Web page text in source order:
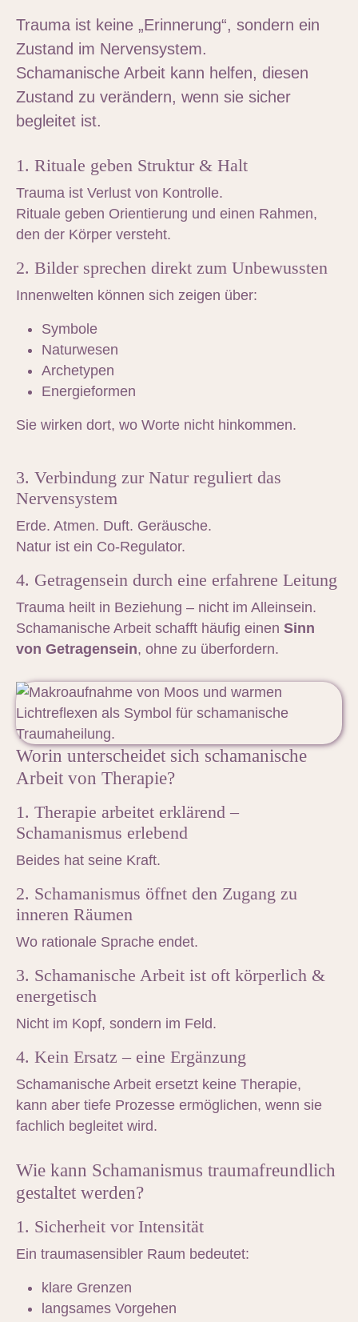
Trauma ist keine „Erinnerung“, sondern ein
Zustand im Nervensystem.
Schamanische Arbeit kann helfen, diesen
Zustand zu verändern, wenn sie sicher
begleitet ist.
1. Rituale geben Struktur & Halt
Trauma ist Verlust von Kontrolle.
Rituale geben Orientierung und einen Rahmen,
den der Körper versteht.
2. Bilder sprechen direkt zum Unbewussten
Innenwelten können sich zeigen über:
Symbole
Naturwesen
Archetypen
Energieformen
Sie wirken dort, wo Worte nicht hinkommen.
3. Verbindung zur Natur reguliert das
Nervensystem
Erde. Atmen. Duft. Geräusche.
Natur ist ein Co-Regulator.
4. Getragensein durch eine erfahrene Leitung
Trauma heilt in Beziehung – nicht im Alleinsein.
Schamanische Arbeit schafft häufig einen Sinn
von Getragensein, ohne zu überfordern.
Worin unterscheidet sich schamanische
Arbeit von Therapie?
1. Therapie arbeitet erklärend –
Schamanismus erlebend
Beides hat seine Kraft.
2. Schamanismus öffnet den Zugang zu
inneren Räumen
Wo rationale Sprache endet.
3. Schamanische Arbeit ist oft körperlich &
energetisch
Nicht im Kopf, sondern im Feld.
4. Kein Ersatz – eine Ergänzung
Schamanische Arbeit ersetzt keine Therapie,
kann aber tiefe Prozesse ermöglichen, wenn sie
fachlich begleitet wird.
Wie kann Schamanismus trauma­freundlich
gestaltet werden?
1. Sicherheit vor Intensität
Ein traumasensibler Raum bedeutet:
klare Grenzen
langsames Vorgehen